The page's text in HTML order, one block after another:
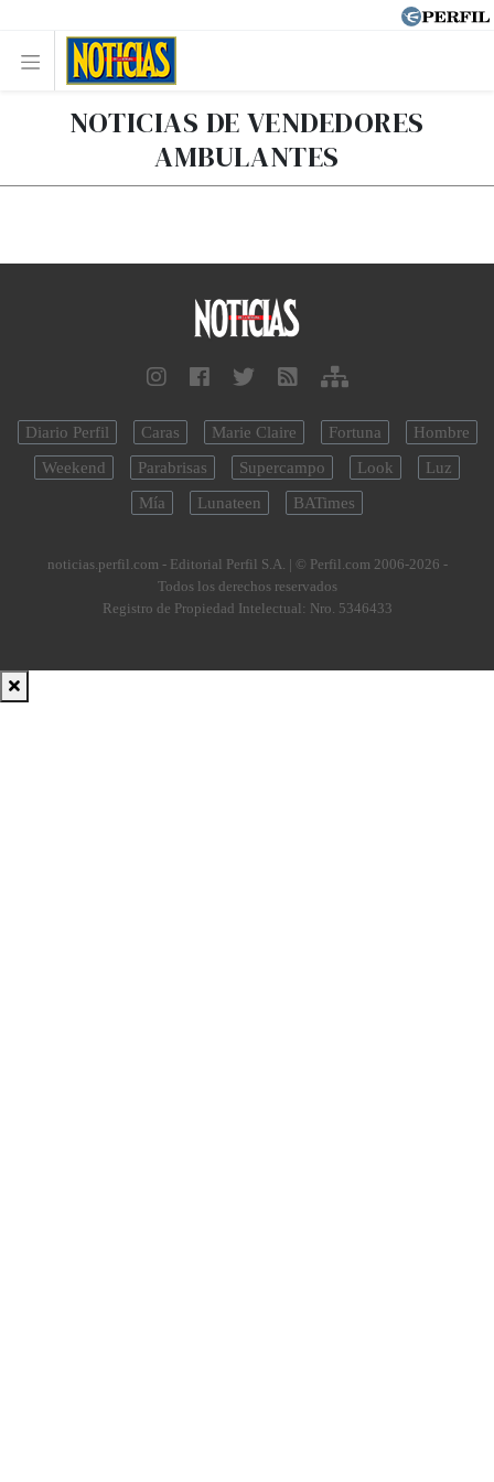
NOTICIAS DE VENDEDORES
AMBULANTES
Diario Perfil Caras Marie Claire Fortuna
Hombre
Weekend
Parabrisas Supercampo Look
Luz
Mía
Lunateen BATimes
noticias.perfil.com - Editorial Perfil S.A. | © Perfil.com 2006-2026 -
Todos los derechos reservados
Registro de Propiedad Intelectual: Nro. 5346433